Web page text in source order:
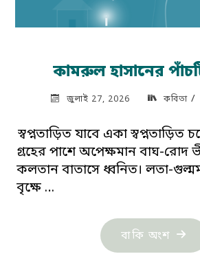
কামরুল হাসানের
জুলাই 27, 2026 কবিতা/
স্বপ্নতাড়িত যাবে একা স্বপ্নতাড়িত
গ্রহের পাশে অপেক্ষমান বাঘ-রোদ
কলতান বাতাসে ধ্বনিত। লতা-
বৃক্ষে …
বাকি অংশ
হাসানের